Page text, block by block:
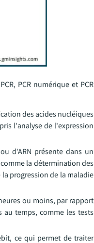
PCR numérique et PCR
des acides nucléiques
l'analyse de l'expression
d'ARN présente dans un
la détermination des
progression de la maladie
ou moins, par rapport
au temps, comme les tests
ce qui permet de traiter